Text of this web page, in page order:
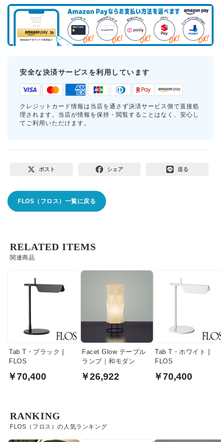
安全な決済サービスを利用しています
クレジットカード情報は当店を通さず決済サービス側で直接処
理されます。当店が情報を保持・閲覧することはなく、安心し
てご利用いただけます。
ポスト シェア 送る
FLOS（フロス）一覧に戻る
関連商品
RELATED ITEMS
Tab T・ブラック |
FLOS
￥70,400
Facet Glow テーブル
ランプ｜和モダン
￥26,922
Tab T・ホワイト |
FLOS
￥70,400
FLOS（フロス）の人気ランキング
RANKING